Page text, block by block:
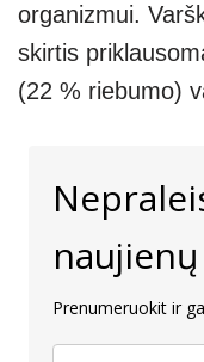
organizmui.
skirtis
(22 % riebumo)
naujienų
Prenumeruokit ir